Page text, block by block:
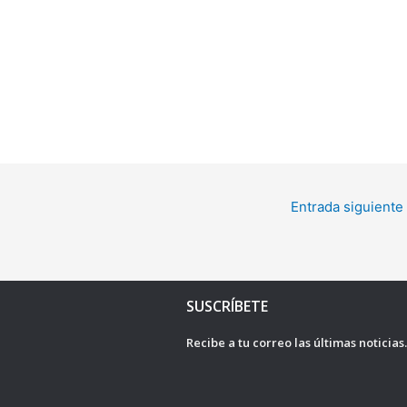
Entrada siguiente
SUSCRÍBETE
Recibe a tu correo las últimas noticias.